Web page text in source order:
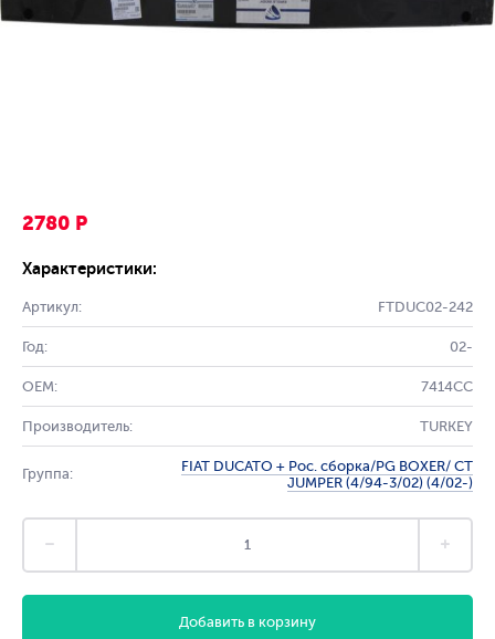
2780 Р
Характеристики:
Артикул: FTDUC02-242
Год: 02-
OEM: 7414CC
Производитель: TURKEY
Группа:
FIAT DUCATO + Рос. сборка/PG BOXER/ CT
JUMPER (4/94-3/02) (4/02-)
Добавить в корзину